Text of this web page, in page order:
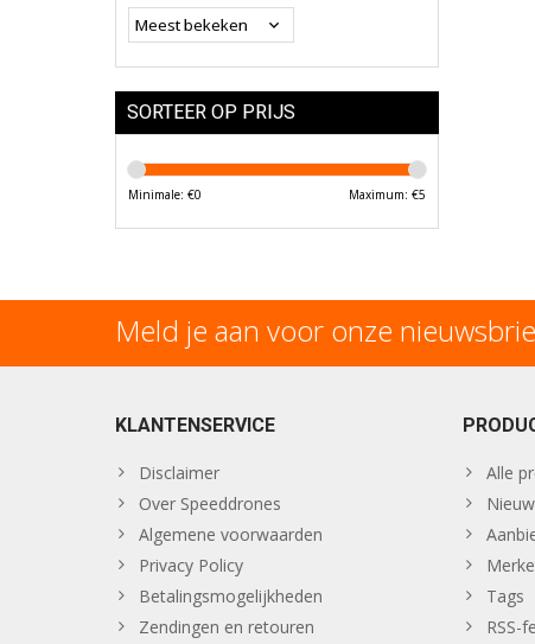
SORTEER OP PRIJS
Minimale: €0 Maximum: €5
Meld je aan voor onze
KLANTENSERVICE
Disclaimer
Over Speeddrones
Algemene voorwaarden
Privacy Policy
Betalingsmogelijkheden
Zendingen en retouren
Alle
Tags
RSS-